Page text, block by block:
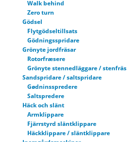
Walk behind
Zero turn
Gödsel
Flytgödseltillsats
Gödningsspridare
Grönyte jordfräsar
Rotorfræsere
Grönyte stennedläggare / stenfräs
Sandspridare / saltspridare
Gødninsspredere
Saltspredere
Häck och slänt
Armklippare
Fjärrstyrd släntklippare
Häckklippare / släntklippare